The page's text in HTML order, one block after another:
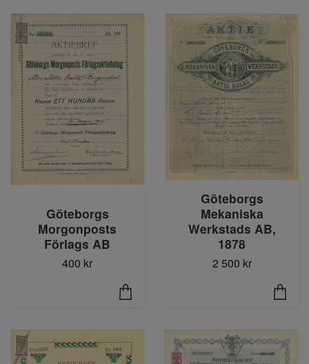
Göteborgs
Morgonposts
Förlags AB
400 kr
Göteborgs
Mekaniska
Werkstads AB,
1878
2 500 kr